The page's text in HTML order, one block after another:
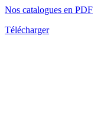
Nos catalogues en PDF
Télécharger